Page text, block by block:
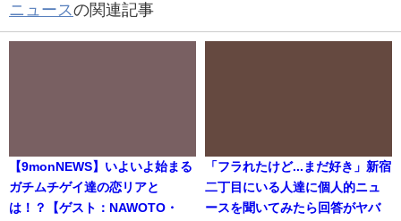
ニュースの関連記事
【9monNEWS】いよいよ始まる
ガチムチゲイ達の恋リアと
は！？【ゲスト：NAWOTO・
「フラれたけど...まだ好き」新宿
二丁目にいる人達に個人的ニュ
ースを聞いてみたら回答がヤバ